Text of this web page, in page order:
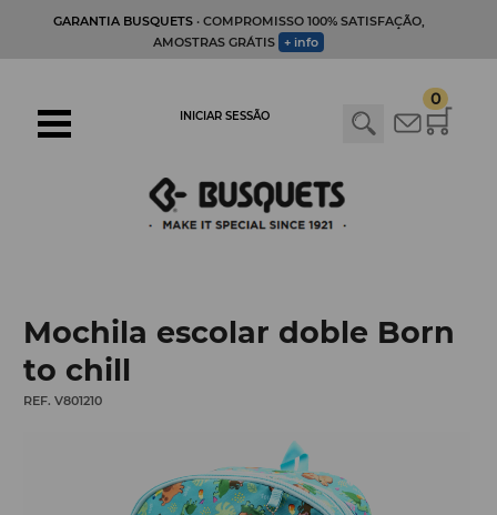
GARANTIA BUSQUETS· COMPROMISSO 100% SATISFAÇÃO,
AMOSTRAS GRÁTIS + info
0
INICIAR SESSÃO
Mochila escolar doble Born
to chill
REF. V801210